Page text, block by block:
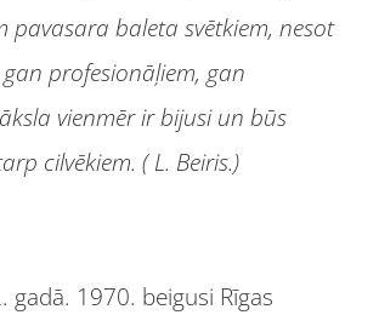
pavasara baleta svētkiem, nesot
profesionāļiem, gan
vienmēr ir bijusi un būs
cilvēkiem. ( L. Beiris.)
gadā. 1970. beigusi Rīgas